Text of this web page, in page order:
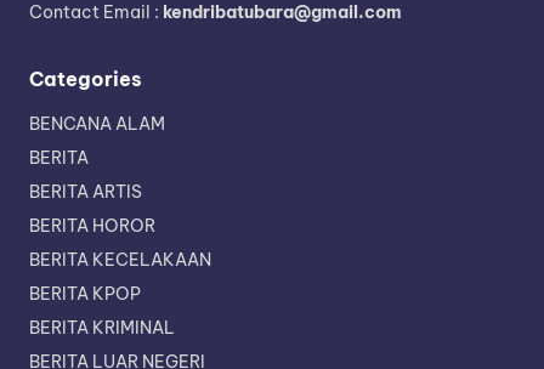
Contact Email : kendribatubara@gmail.com
Categories
BENCANA ALAM
BERITA
BERITA ARTIS
BERITA HOROR
BERITA KECELAKAAN
BERITA KPOP
BERITA KRIMINAL
BERITA LUAR NEGERI